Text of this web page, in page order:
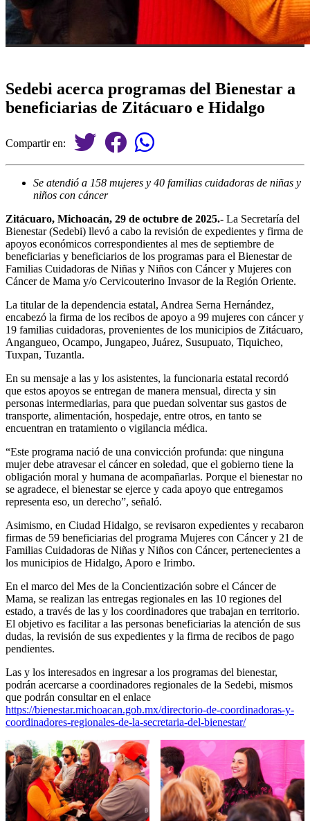
Sedebi acerca programas del Bienestar a
beneficiarias de Zitácuaro e Hidalgo
Compartir en:
Se atendió a 158 mujeres y 40 familias cuidadoras de niñas y
niños con cáncer
Zitácuaro, Michoacán, 29 de octubre de 2025.- La Secretaría del
Bienestar (Sedebi) llevó a cabo la revisión de expedientes y firma de
apoyos económicos correspondientes al mes de septiembre de
beneficiarias y beneficiarios de los programas para el Bienestar de
Familias Cuidadoras de Niñas y Niños con Cáncer y Mujeres con
Cáncer de Mama y/o Cervicouterino Invasor de la Región Oriente.
La titular de la dependencia estatal, Andrea Serna Hernández,
encabezó la firma de los recibos de apoyo a 99 mujeres con cáncer y
19 familias cuidadoras, provenientes de los municipios de Zitácuaro,
Angangueo, Ocampo, Jungapeo, Juárez, Susupuato, Tiquicheo,
Tuxpan, Tuzantla.
En su mensaje a las y los asistentes, la funcionaria estatal recordó
que estos apoyos se entregan de manera mensual, directa y sin
personas intermediarias, para que puedan solventar sus gastos de
transporte, alimentación, hospedaje, entre otros, en tanto se
encuentran en tratamiento o vigilancia médica.
“Este programa nació de una convicción profunda: que ninguna
mujer debe atravesar el cáncer en soledad, que el gobierno tiene la
obligación moral y humana de acompañarlas. Porque el bienestar no
se agradece, el bienestar se ejerce y cada apoyo que entregamos
representa eso, un derecho”, señaló.
Asimismo, en Ciudad Hidalgo, se revisaron expedientes y recabaron
firmas de 59 beneficiarias del programa Mujeres con Cáncer y 21 de
Familias Cuidadoras de Niñas y Niños con Cáncer, pertenecientes a
los municipios de Hidalgo, Aporo e Irimbo.
En el marco del Mes de la Concientización sobre el Cáncer de
Mama, se realizan las entregas regionales en las 10 regiones del
estado, a través de las y los coordinadores que trabajan en territorio.
El objetivo es facilitar a las personas beneficiarias la atención de sus
dudas, la revisión de sus expedientes y la firma de recibos de pago
pendientes.
Las y los interesados en ingresar a los programas del bienestar,
podrán acercarse a coordinadores regionales de la Sedebi, mismos
que podrán consultar en el enlace
https://bienestar.michoacan.gob.mx/directorio-de-coordinadoras-y-
coordinadores-regionales-de-la-secretaria-del-bienestar/